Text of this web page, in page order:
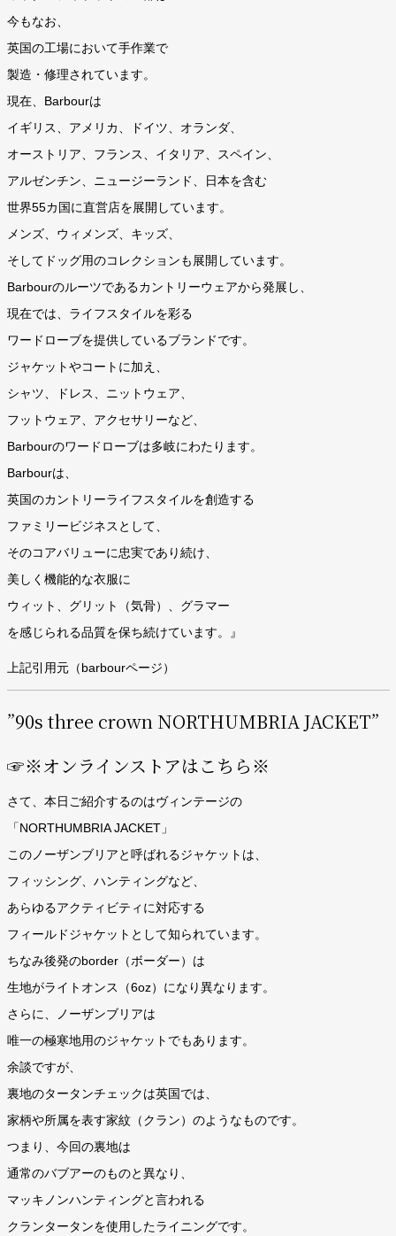
今もなお、
英国の工場において手作業で
製造・修理されています。
現在、Barbourは
イギリス、アメリカ、ドイツ、オランダ、
オーストリア、フランス、イタリア、スペイン、
アルゼンチン、ニュージーランド、日本を含む
世界55カ国に直営店を展開しています。
メンズ、ウィメンズ、キッズ、
そしてドッグ用のコレクションも展開しています。
Barbourのルーツであるカントリーウェアから発展し、
現在では、ライフスタイルを彩る
ワードローブを提供しているブランドです。
ジャケットやコートに加え、
シャツ、ドレス、ニットウェア、
フットウェア、アクセサリーなど、
Barbourのワードローブは多岐にわたります。
Barbourは、
英国のカントリーライフスタイルを創造する
ファミリービジネスとして、
そのコアバリューに忠実であり続け、
美しく機能的な衣服に
ウィット、グリット（気骨）、グラマー
を感じられる品質を保ち続けています。』
上記引用元（barbourページ）
”90s three crown NORTHUMBRIA JACKET”
☞※オンラインストアはこちら※
さて、本日ご紹介するのはヴィンテージの
「NORTHUMBRIA JACKET」
このノーザンブリアと呼ばれるジャケットは、
フィッシング、ハンティングなど、
あらゆるアクティビティに対応する
フィールドジャケットとして知られています。
ちなみ後発のborder（ボーダー）は
生地がライトオンス（6oz）になり異なります。
さらに、ノーザンブリアは
唯一の極寒地用のジャケットでもあります。
余談ですが、
裏地のタータンチェックは英国では、
家柄や所属を表す家紋（クラン）のようなものです。
つまり、今回の裏地は
通常のバブアーのものと異なり、
マッキノンハンティングと言われる
クランタータンを使用したライニングです。